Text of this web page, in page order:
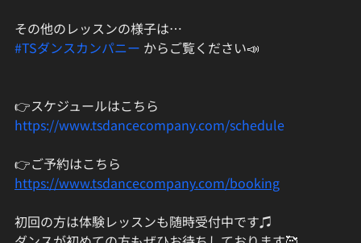
その他のレッスンの様子は…
#TSダンスカンパニー からご覧ください📣
👉スケジュールはこちら
https://www.tsdancecompany.com/schedule
👉ご予約はこちら
https://www.tsdancecompany.com/booking
初回の方は体験レッスンも随時受付中です♫